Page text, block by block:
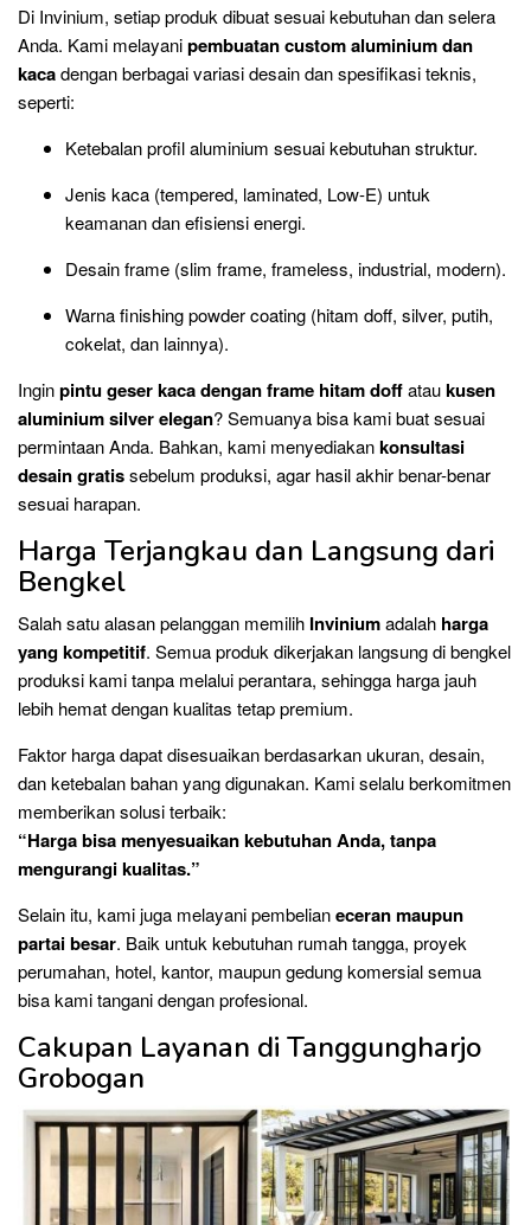
Di Invinium, setiap produk dibuat sesuai kebutuhan dan selera
Anda. Kami melayanipembuatan custom aluminium dan
kacadengan berbagai variasi desain dan spesifikasi teknis,
seperti:
Ketebalan profil aluminium sesuai kebutuhan struktur.
Jenis kaca (tempered, laminated, Low-E) untuk
keamanan dan efisiensi energi.
Desain frame (slim frame, frameless, industrial, modern).
Warna finishing powder coating (hitam doff, silver, putih,
cokelat, dan lainnya).
Inginpintu geser kaca dengan frame hitam doffataukusen
aluminium silver elegan? Semuanya bisa kami buat sesuai
permintaan Anda. Bahkan, kami menyediakankonsultasi
desain gratissebelum produksi, agar hasil akhir benar-benar
sesuai harapan.
Harga Terjangkau dan Langsung dari
Bengkel
Salah satu alasan pelanggan memilih Inviniumadalah harga
yang kompetitif. Semua produk dikerjakan langsung di bengkel
produksi kami tanpa melalui perantara, sehingga harga jauh
lebih hemat dengan kualitas tetap premium.
Faktor harga dapat disesuaikan berdasarkan ukuran, desain,
dan ketebalan bahan yang digunakan. Kami selalu berkomitmen
memberikan solusi terbaik:
“Harga bisa menyesuaikan kebutuhan Anda, tanpa
mengurangi kualitas.”
Selain itu, kami juga melayani pembelianeceran maupun
partai besar. Baik untuk kebutuhan rumah tangga, proyek
perumahan, hotel, kantor, maupun gedung komersial semua
bisa kami tangani dengan profesional.
Cakupan Layanan di Tanggungharjo
Grobogan